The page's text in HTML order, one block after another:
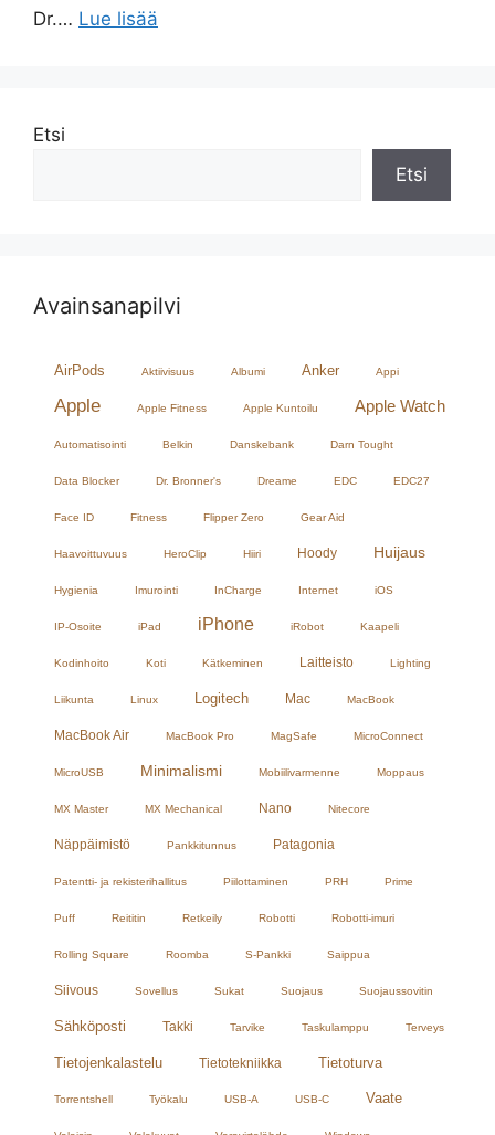
Dr.… Lue lisää
Etsi
Etsi
Avainsanapilvi
AirPods Aktiivisuus Albumi Anker Appi
Apple Apple Fitness Apple Kuntoilu Apple Watch
Automatisointi Belkin Danskebank Darn Tought
Data Blocker Dr. Bronner's Dreame EDC EDC27
Face ID Fitness Flipper Zero Gear Aid
Haavoittuvuus HeroClip Hiiri Hoody Huijaus
Hygienia Imurointi InCharge Internet iOS
IP-Osoite iPad iPhone iRobot Kaapeli
Kodinhoito Koti Kätkeminen Laitteisto Lighting
Liikunta Linux Logitech Mac MacBook
MacBook Air MacBook Pro MagSafe MicroConnect
MicroUSB Minimalismi Mobiilivarmenne Moppaus
MX Master MX Mechanical Nano Nitecore
Näppäimistö Pankkitunnus Patagonia
Patentti- ja rekisterihallitus Piilottaminen PRH Prime
Puff Reititin Retkeily Robotti Robotti-imuri
Rolling Square Roomba S-Pankki Saippua
Siivous Sovellus Sukat Suojaus Suojaussovitin
Sähköposti Takki Tarvike Taskulamppu Terveys
Tietojenkalastelu Tietotekniikka Tietoturva
Torrentshell Työkalu USB-A USB-C Vaate